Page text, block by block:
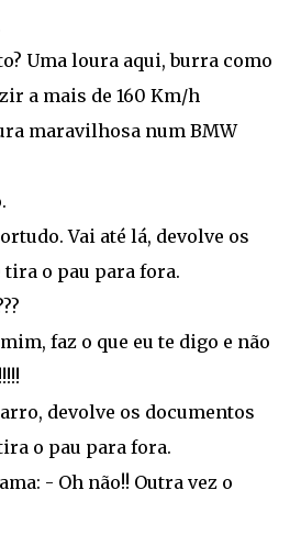
Uma loura aqui, burra como
a mais de 160 Km/h
maravilhosa num BMW
Vai até lá, devolve os
tira o pau para fora.
faz o que eu te digo e não
devolve os documentos
o pau para fora.
- Oh não!! Outra vez o